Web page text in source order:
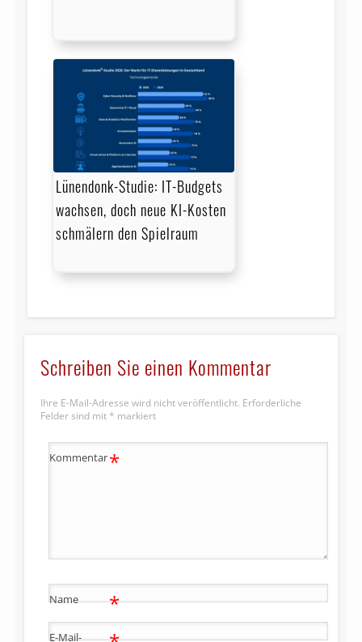
Lünendonk-Studie: IT-Budgets
wachsen, doch neue KI-Kosten
schmälern den Spielraum
Schreiben Sie einen Kommentar
Ihre E-Mail-Adresse wird nicht veröffentlicht. Erforderliche
Felder sind mit * markiert
Kommentar*
Name *
E-Mail-